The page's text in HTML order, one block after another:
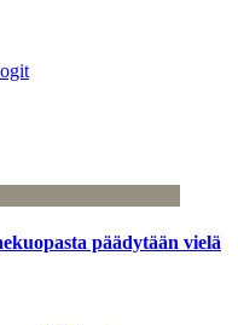
päädytään vielä